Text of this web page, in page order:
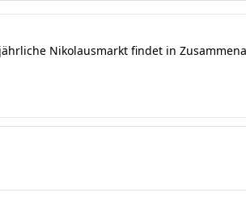
Nikolausmarkt findet in